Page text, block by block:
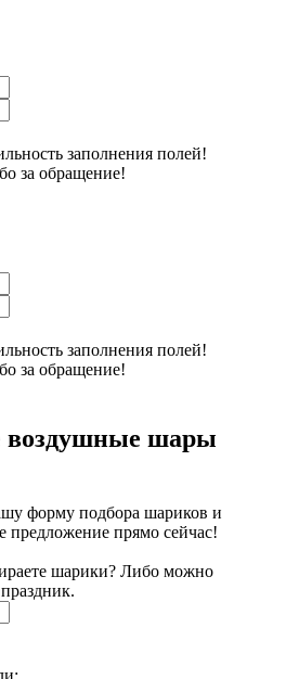
заполнения полей!
за обращение!
заполнения полей!
за обращение!
воздушные шары
форму подбора шариков и
предложение прямо сейчас!
шарики? Либо можно